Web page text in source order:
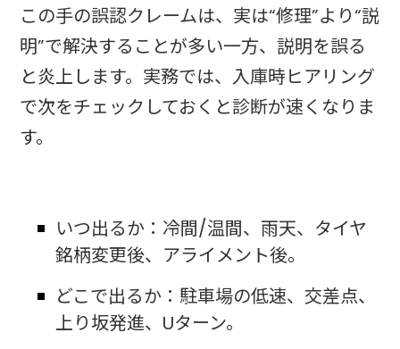
この手の誤認クレームは、実は“修理”より“説
明”で解決することが多い一方、説明を誤る
と炎上します。実務では、入庫時ヒアリング
で次をチェックしておくと診断が速くなりま
す。
いつ出るか：冷間/温間、雨天、タイヤ
銘柄変更後、アライメント後。​
どこで出るか：駐車場の低速、交差点、
上り坂発進、Uターン。​